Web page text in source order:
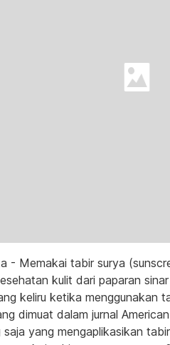
- Memakai tabir surya
kulit dari paparan
keliru ketika menggunakan
dimuat dalam jurnal
yang mengaplikasikan